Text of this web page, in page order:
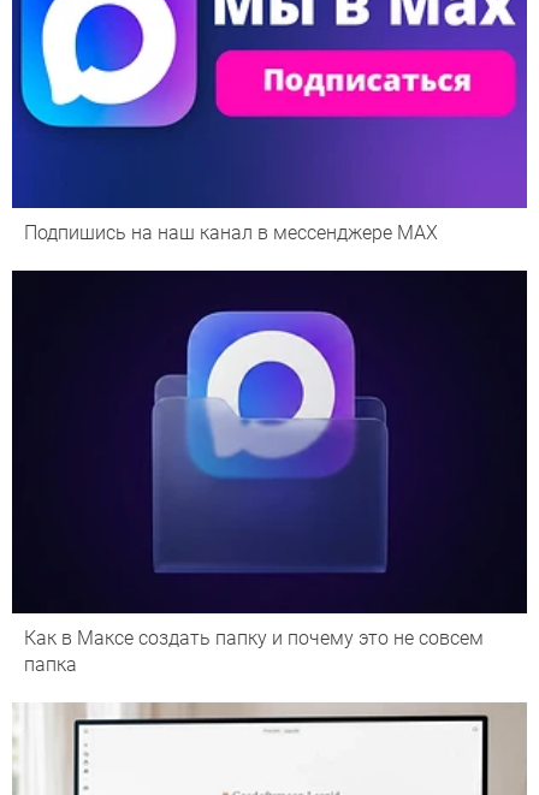
Подпишись на наш канал в мессенджере МАХ
Как в Максе создать папку и почему это не совсем
папка